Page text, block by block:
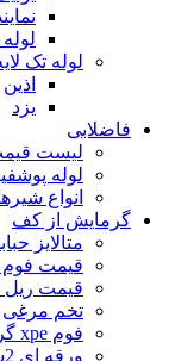
لوله تک
اذین
یزد
فاضلابی
لیست
لوله
انواع
گرمایش از کف
متالایز
قیمت
قیمت
تخم مرغی
فوم xpe گرمایش از کف
ورقه ای 2سانت